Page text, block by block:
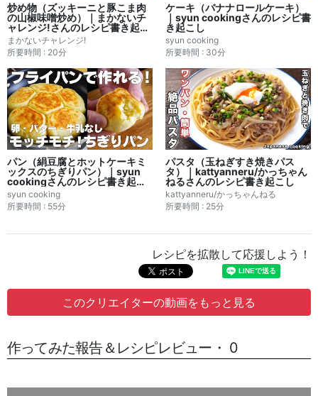
炒め物（ズッキーニと豚こま肉
の山椒味噌炒め）｜まかないチ
ャレンジ!さんのレシピ書き起こ
し
まかないチャレンジ!
所要時間 : 20分
ケーキ（バナナロールケーキ）
｜syun cookingさんのレシピ書
き起こし
syun cooking
所要時間 : 30分
パン（絹豆腐とホットケーキミ
ックスのちぎりパン）｜syun
cookingさんのレシピ書き起こ
し
syun cooking
所要時間 : 55分
パスタ（玉ねぎすき焼きパス
タ）｜kattyanneru/かっちゃん
ねるさんのレシピ書き起こし
kattyanneru/かっちゃんねる
所要時間 : 25分
レシピを拡散して応援しよう！
このクリエイターの動画をもっと見る
作ってみた報告＆レシピレビュー・ 0